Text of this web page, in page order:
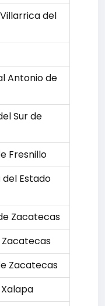
del
Antonio de
Sur de
Fresnillo
Estado
Zacatecas
Zacatecas